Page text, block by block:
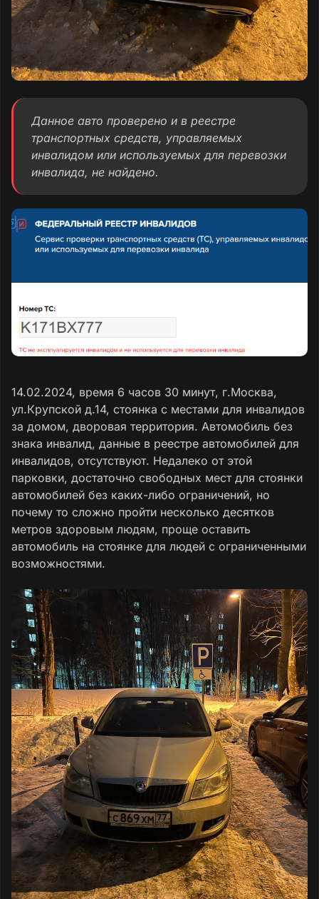
Данное авто проверено и в реестре
транспортных средств, управляемых
инвалидом или используемых для перевозки
инвалида, не найдено.
14.02.2024, время 6 часов 30 минут, г.Москва,
ул.Крупской д.14, стоянка с местами для инвалидов
за домом, дворовая территория. Автомобиль без
знака инвалид, данные в реестре автомобилей для
инвалидов, отсутствуют. Недалеко от этой
парковки, достаточно свободных мест для стоянки
автомобилей без каких-либо ограничений, но
почему то сложно пройти несколько десятков
метров здоровым людям, проще оставить
автомобиль на стоянке для людей с ограниченными
возможностями.